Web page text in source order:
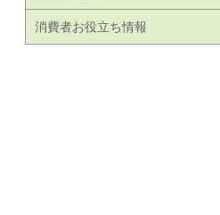
消費者お役立ち情報